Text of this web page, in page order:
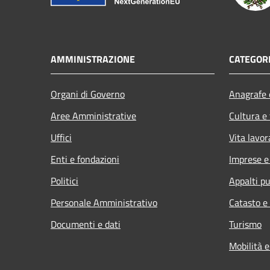
AMMINISTRAZIONE
Organi di Governo
Aree Amministrative
Uffici
Enti e fondazioni
Politici
Personale Amministrativo
Documenti e dati
Cultura
Vita
Imprese
Appalti
Catasto
Turismo
Mobilità